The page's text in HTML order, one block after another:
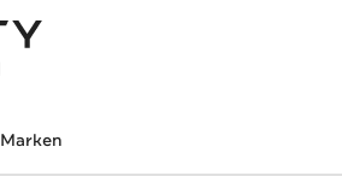
Marken